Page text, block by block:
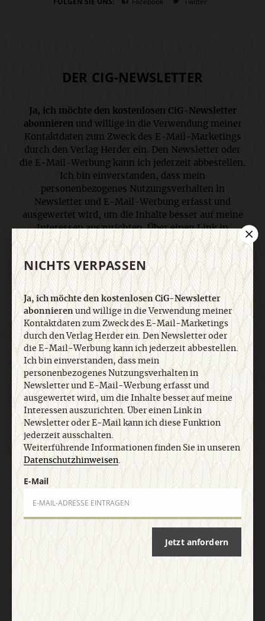
DER CIG-NEWSLETTER
Ja, ich möchte den kostenlosen CiG-Newsletter
abonnierenund willige in die Verwendung meiner
Kontaktdaten zum Zweck des E-Mail-Marketings
durch den Verlag Herder ein. Den Newsletter oder
die E-Mail-Werbung kann ich jederzeit abbestellen.
Ich bin einverstanden, dass mein
personenbezogenes Nutzungsverhalten in
Newsletter und E-Mail-Werbung erfasst und
ausgewertet wird, um die Inhalte besser auf meine
Interessen auszurichten. Über einen Link in
Newsletter oder E-Mail kann ich diese Funktion
jederzeit ausschalten. Weiterführende
Informationen finden Sie in unseren
Datenschutzhinweisen .
E-Mail
Jetzt anmelden
AGB und Widerrufsbelehrung
Impressum
Abo online kündigen
NICHTS VERPASSEN
Ja, ich möchte den kostenlosen CiG-Newsletter
abonnierenund willige in die Verwendung meiner
Kontaktdaten zum Zweck des E-Mail-Marketings
durch den Verlag Herder ein. Den Newsletter oder
die E-Mail-Werbung kann ich jederzeit abbestellen.
Ich bin einverstanden, dass mein
personenbezogenes Nutzungsverhalten in
Newsletter und E-Mail-Werbung erfasst und
ausgewertet wird, um die Inhalte besser auf meine
Interessen auszurichten. Über einen Link in
Newsletter oder E-Mail kann ich diese Funktion
jederzeit ausschalten.
Weiterführende Informationen finden Sie in unseren
Datenschutzhinweisen.
E-Mail
Jetzt anfordern